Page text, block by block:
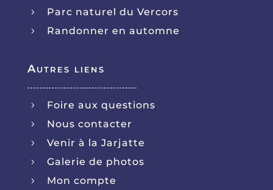
5 Parc naturel du Vercors
5 Randonner en automne
Autres liens
5 Foire aux questions
5 Nous contacter
5 Venir à la Jarjatte
5 Galerie de photos
5 Mon compte